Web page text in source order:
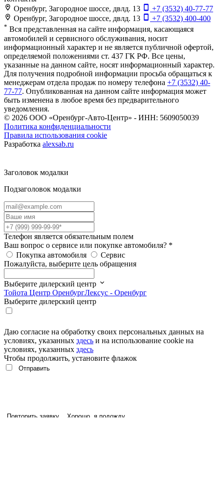
Оренбург, Загородное шоссе, двлд. 13
+7 (3532) 40-77-77
Оренбург, Загородное шоссе, двлд. 13
+7 (3532) 400-400
* Вся представленная на сайте информация, касающаяся
автомобилей и сервисного обслуживания, носит
информационный характер и не является публичной офертой,
определяемой положениями ст. 437 ГК РФ. Все цены,
указанные на данном сайте, носят информационный характер.
Для получения подробной информации просьба обращаться к
менеджерам отдела продаж по номеру телефона +7 (3532) 40-
77-77. Опубликованная на данном сайте информация может
быть изменена в любое время без предварительного
уведомления.
© 2026 ООО «Оренбург-Авто-Центр» - ИНН: 5609050039
Политика конфиденциальности
Правила использования cookie
Разработка alexsab.ru
Заголовок модалки
Подзаголовок модалки
Телефон является обязательным полем
Ваш вопрос о сервисе или покупке автомобиля? *
Покупка автомобиля
Сервис
Пожалуйста, выберите цель обращения
Выберите дилерский центр
Тойота Центр ОренбургЛексус - Оренбург
Выберите дилерский центр
Даю согласие на обработку своих персональных данных на
условиях, указанных здесь и на использование cookie на
условиях, указанных здесь
Чтобы продолжить, установите флажок
Повторить заявку Хорошо, я подожду